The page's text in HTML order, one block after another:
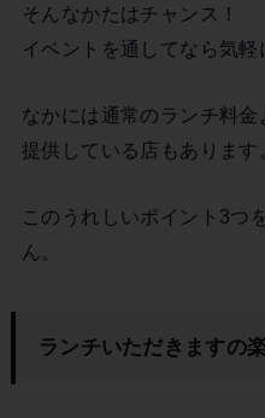
そんなかたはチャンス！
イベントを通してなら気軽
なかには通常のランチ料
提供している店もあります
このうれしいポイント3つ
ん。
ランチいただきますの